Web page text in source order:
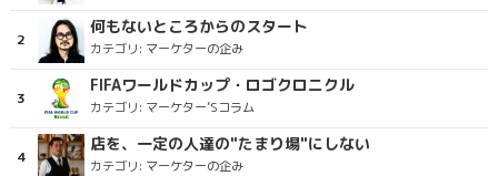
何もないところからのスタート
カテゴリ: マーケターの企み
FIFAワールドカップ・ロゴクロニクル
カテゴリ: マーケター’Sコラム
店を、一定の人達の"たまり場"にしない
カテゴリ: マーケターの企み